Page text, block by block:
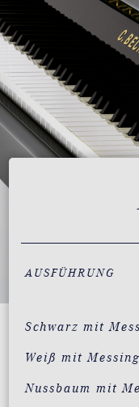
AUSFÜHRUNG
Schwarz mit
Weiß mit Messing
Nussbaum mit